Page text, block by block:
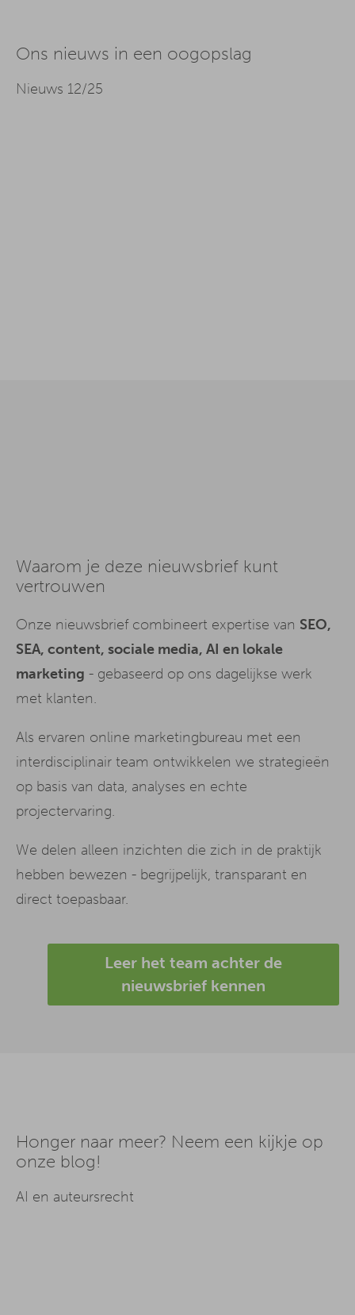
Ons nieuws in een oogopslag
Nieuws 12/25
Waarom je deze nieuwsbrief kunt
vertrouwen
Onze nieuwsbrief combineert expertise van SEO,
SEA, content, sociale media, AI en lokale
marketing - gebaseerd op ons dagelijkse werk
met klanten.
Als ervaren online marketingbureau met een
interdisciplinair team ontwikkelen we strategieën
op basis van data, analyses en echte
projectervaring.
We delen alleen inzichten die zich in de praktijk
hebben bewezen - begrijpelijk, transparant en
direct toepasbaar.
Leer het team achter de
nieuwsbrief kennen
Honger naar meer? Neem een kijkje op
onze blog!
AI en auteursrecht